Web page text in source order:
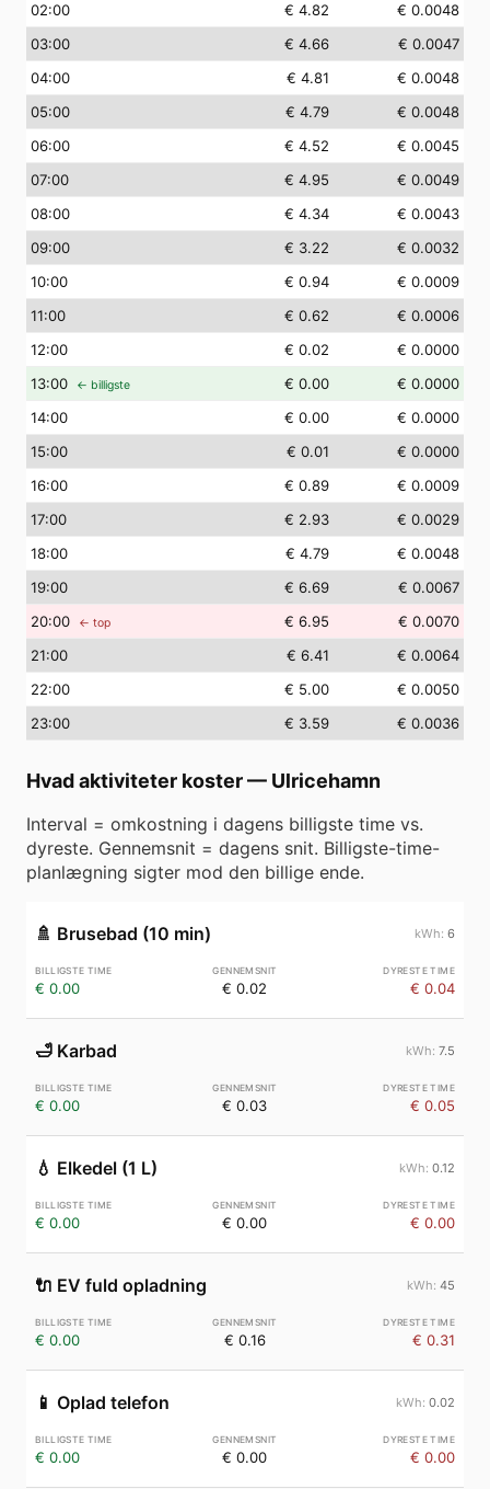
02:00 € 4.82
€ 0.0048
03:00 € 4.66
€ 0.0047
04:00 € 4.81
€ 0.0048
05:00 € 4.79
€ 0.0048
06:00 € 4.52
€ 0.0045
07:00 € 4.95
€ 0.0049
08:00 € 4.34
€ 0.0043
09:00 € 3.22
€ 0.0032
10:00 € 0.94
€ 0.0009
11:00 € 0.62
€ 0.0006
12:00 € 0.02
€ 0.0000
13:00 ← billigste € 0.00
€ 0.0000
14:00 € 0.00
€ 0.0000
15:00 € 0.01
€ 0.0000
16:00 € 0.89
€ 0.0009
17:00 € 2.93
€ 0.0029
18:00 € 4.79
€ 0.0048
19:00 € 6.69
€ 0.0067
20:00 ← top € 6.95
€ 0.0070
21:00 € 6.41
€ 0.0064
22:00 € 5.00
€ 0.0050
23:00 € 3.59 € 0.0036
Hvad aktiviteter koster— Ulricehamn
Interval = omkostning i dagens billigste time vs.
dyreste. Gennemsnit = dagens snit. Billigste-time-
planlægning sigter mod den billige ende.
🚿 Brusebad (10 min) 6
€ 0.00 € 0.02 € 0.04
🛁 Karbad 7.5
€ 0.00 € 0.03 € 0.05
💧 Elkedel (1 L) 0.12
€ 0.00 € 0.00 € 0.00
🔌 EV fuld opladning 45
€ 0.00 € 0.16 € 0.31
📱 Oplad telefon 0.02
€ 0.00 € 0.00 € 0.00